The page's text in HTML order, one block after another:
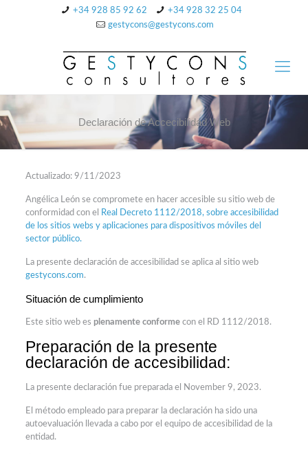
+34 928 85 92 62
+34 928 32 25 04
gestycons@gestycons.com
Declaración de Accecibilidad Web
Actualizado: 9/11/2023
Angélica León se compromete en hacer accesible su sitio web de
conformidad con el
Real Decreto 1112/2018, sobre accesibilidad
de los sitios webs y aplicaciones para dispositivos móviles del
sector público.
La presente declaración de accesibilidad se aplica al sitio web
gestycons.com.
Situación de cumplimiento
Este sitio web es plenamente conformecon el RD 1112/2018.
Preparación de la presente
declaración de accesibilidad:
La presente declaración fue preparada el November 9, 2023.
El método empleado para preparar la declaración ha sido una
autoevaluación llevada a cabo por el equipo de accesibilidad de la
entidad.